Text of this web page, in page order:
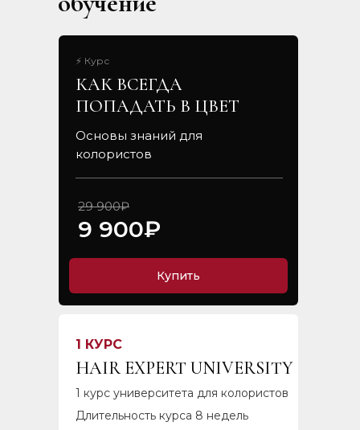
HAIR EXPERT UNIVERSITY
Длительность курса 8 недель
1 курс университета для колористов
1 КУРС
КАК ВСЕГДА
ПОПАДАТЬ В ЦВЕТ
Основы знаний для
колористов
⚡ Курс
Купить
9 900₽
29 900₽